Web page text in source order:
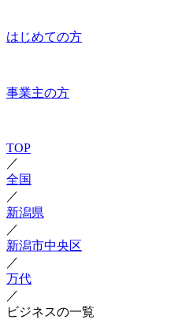
はじめての方
事業主の方
TOP
／
全国
／
新潟県
／
新潟市中央区
／
万代
／
ビジネスの一覧